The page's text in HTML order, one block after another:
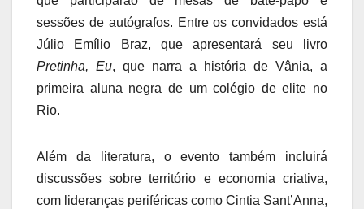
sessões de autógrafos. Entre os convidados está
Júlio Emílio Braz, que apresentará seu livro
Pretinha, Eu, que narra a história de Vânia, a
primeira aluna negra de um colégio de elite no
Rio.
Além da literatura, o evento também incluirá
discussões sobre território e economia criativa,
com lideranças periféricas como Cintia Sant’Anna,